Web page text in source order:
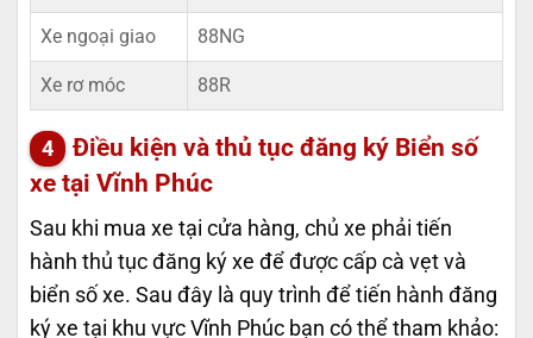
Xe ngoại giao 88NG
Xe rơ móc 88R
Điều kiện và thủ tục đăng ký Biển số
xe tại Vĩnh Phúc
Sau khi mua xe tại cửa hàng, chủ xe phải tiến
hành thủ tục đăng ký xe để được cấp cà vẹt và
biển số xe. Sau đây là quy trình để tiến hành đăng
ký xe tại khu vực Vĩnh Phúc bạn có thể tham khảo: